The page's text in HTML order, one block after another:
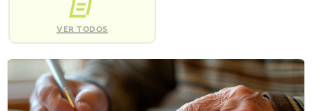
VER TODOS